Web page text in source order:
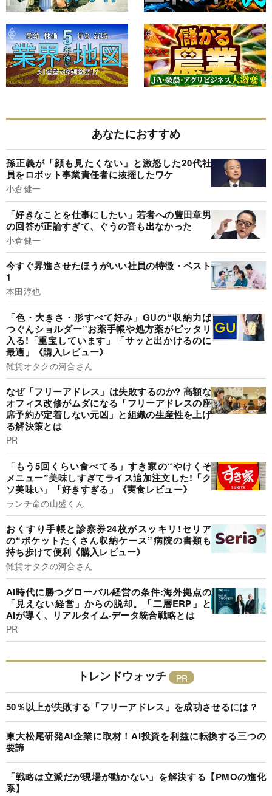
あなたにおすすめ
孫正義が「顔も見たくない」と激怒した20代社
員をロボット事業責任者に抜擢したワケ
小倉健一
「好きなことを仕事にしたい」若者への豊田章男
の回答が正論すぎて、ぐうの音も出なかった
小倉健一
今すぐ昇進させたほうがいい社員の特徴・ベスト
1
本田淳也
「色・大きさ・形すべて好み」GUの“収納力ば
つぐんショルダー”お薬手帳や処方薬がピッタリ
入る!「重宝しています」「サッと出かけるのに
最適」《購入レビュー》
雑貨オタクの河合さん
なぜ「フリーアドレス」は失敗するのか? 高額な
オフィス改修がムダになる「フリーアドレスの座
席予約が定着しない元凶」と組織の生産性を上げ
る解決策とは
PR
「もう5回くらい食べてる」すき家の“やけくそ
メニュー”美味しすぎてライス追加注文した!「ク
ソ美味い」「好きすぎる」《実食レビュー》
ランチ命の山盛くん
おくすり手帳と診察券24枚がスッキリ!セリア
の“ポケットたくさん収納ケース”病院の書類も
持ち歩けて便利《購入レビュー》
雑貨オタクの河合さん
AI時代に勝つグローバル経営の条件:海外拠点の
「見えない経営」からの脱却。「二層ERP」と
AIが導く、リアルタイム·データ統合戦略とは
PR
トレンドウォッチ
50％以上が失敗する「フリーアドレス」を成功させるには？
東大松尾研発AI企業に取材！AI投資を利益に転換する三つの
要諦
「戦略は立派だが現場が動かない」を解決する【PMOの進化
系】